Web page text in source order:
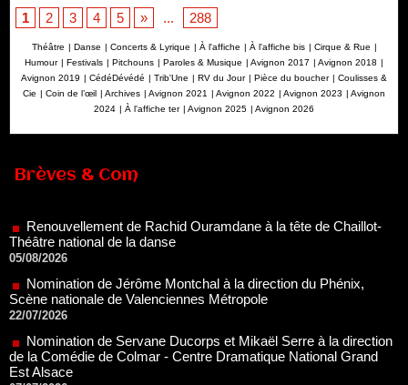
1
2 3 4 5 » ... 288
Théâtre | Danse | Concerts & Lyrique | À l'affiche | À l'affiche bis | Cirque & Rue |
Humour | Festivals | Pitchouns | Paroles & Musique | Avignon 2017 | Avignon 2018 |
Avignon 2019 | CédéDévédé | Trib'Une | RV du Jour | Pièce du boucher | Coulisses &
Cie | Coin de l’œil | Archives | Avignon 2021 | Avignon 2022 | Avignon 2023 | Avignon
2024 | À l'affiche ter | Avignon 2025 | Avignon 2026
Brèves & Com
Renouvellement de Rachid Ouramdane à la tête de Chaillot-
Théâtre national de la danse
Nomination de Jérôme Montchal à la direction du Phénix,
Scène nationale de Valenciennes Métropole
22/07/2026
Nomination de Servane Ducorps et Mikaël Serre à la direction
de la Comédie de Colmar - Centre Dramatique National Grand
Est Alsace
Thomas Jolly et Laëtitia Guédon nommés à la direction du
TNP